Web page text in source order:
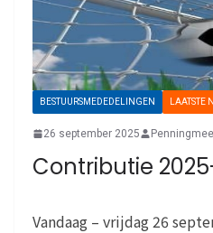
BESTUURSMEDEDELINGEN LAATSTE
26 september 2025
Contributie
Vandaag – vrijdag 26